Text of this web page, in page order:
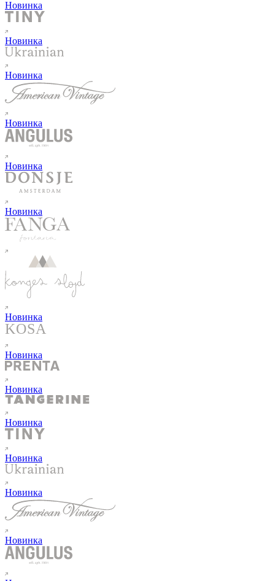
Новинка
Новинка
Новинка
Новинка
Новинка
Новинка
Новинка
Новинка
Новинка
Новинка
Новинка
Новинка
Новинка